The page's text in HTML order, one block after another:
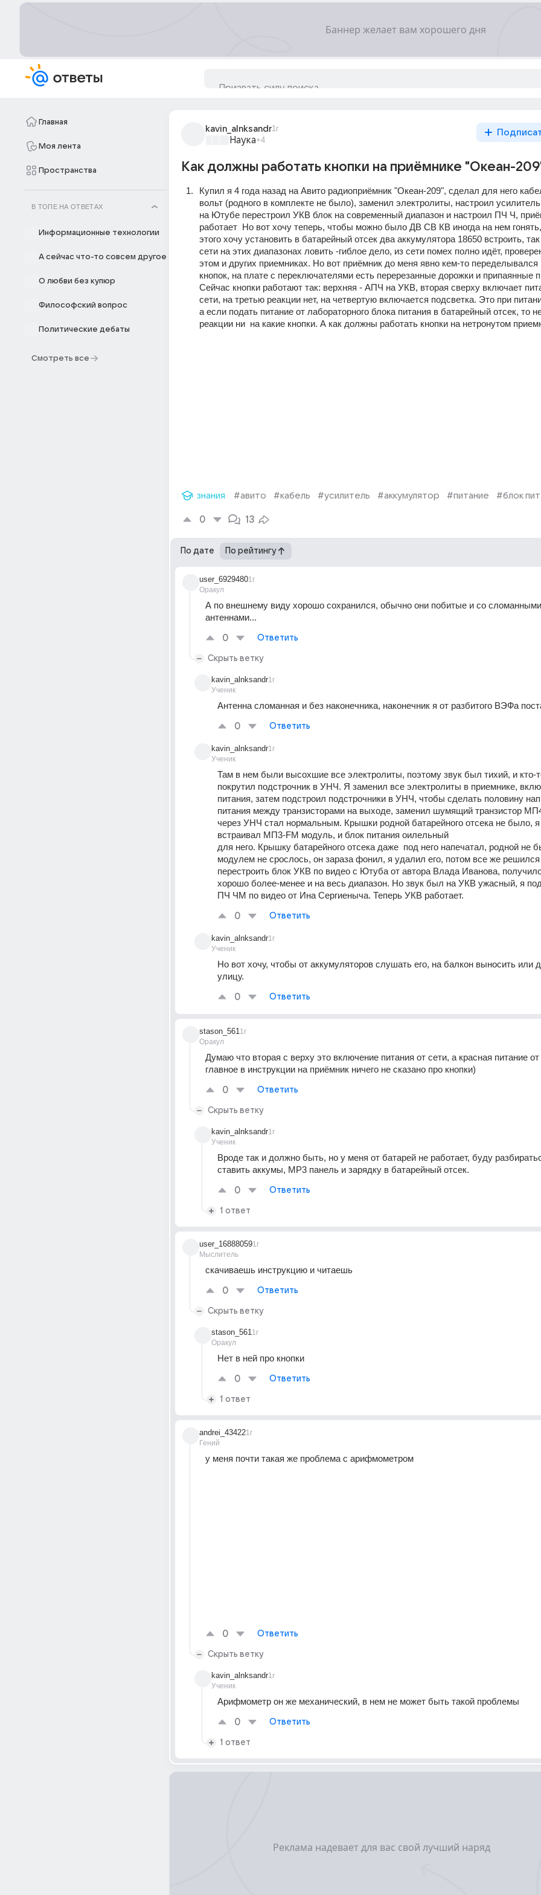
Главная
Моя лента
Пространства
В ТОПЕ НА ОТВЕТАХ
Информационные технологии
А сейчас что-то совсем другое
О любви без купюр
Философский вопрос
Политические дебаты
Смотреть все
kavin_alnksandr1г
Наука+4
Как должны работать кнопки на приёмнике "Океан-
Купил я 4 года назад на Авито радиоприёмник "Океан-209", сделал для него
вольт (родного в комплекте не было), заменил электролиты, настроил
на Ютубе перестроил УКВ блок на современный диапазон и настроил ПЧ Ч,
работает  Но вот хочу теперь, чтобы можно было ДВ СВ КВ иногда на нем
этого хочу установить в батарейный отсек два аккумулятора 18650 встроить, так
сети на этих диапазонах ловить -гиблое дело, из сети помех полно идёт,
этом и других приемниках. Но вот приёмник до меня явно кем-то переделывался
кнопок, на плате с переключателями есть перерезанные дорожки и припаянные
Сейчас кнопки работают так: верхняя - АПЧ на УКВ, вторая сверху включает
сети, на третью реакции нет, на четвертую включается подсветка. Это при
а если подать питание от лабораторного блока питания в батарейный отсек, то
реакции ни  на какие кнопки. А как должны работать кнопки на нетронутом
знания #авито #кабель #усилитель #аккумулятор #питание #блок
0 13
По дате По рейтингу
user_6929480
Оракул
1г
А по внешнему виду хорошо сохранился, обычно они побитые и со сломанными
антеннами...
0 Ответить
Скрыть ветку
kavin_alnksandr
Ученик
1г
Антенна сломанная и без наконечника, наконечник я от разбитого ВЭФа
0 Ответить
kavin_alnksandr
Ученик
1г
Там в нем были высохшие все электролиты, поэтому звук был тихий, и кто-
покрутил подстрочник в УНЧ. Я заменил все электролиты в приемнике,
питания, затем подстроил подстрочники в УНЧ, чтобы сделать половину
питания между транзисторами на выходе, заменил шумящий транзистор
через УНЧ стал нормальным. Крышки родной батарейного отсека не было, я
встраивал МП3-FM модуль, и блок питания оилельный
для него. Крышку батарейного отсека даже  под него напечатал, родной не
модулем не срослось, он зараза фонил, я удалил его, потом все же решился
перестроить блок УКВ по видео с Ютуба от автора Влада Иванова,
хорошо более-менее и на весь диапазон. Но звук был на УКВ ужасный, я
ПЧ ЧМ по видео от Ина Сергиеныча. Теперь УКВ работает.
0 Ответить
kavin_alnksandr
Ученик
1г
Но вот хочу, чтобы от аккумуляторов слушать его, на балкон выносить или
улицу.
0 Ответить
stason_561
Оракул
1г
Думаю что вторая с верху это включение питания от сети, а красная питание
главное в инструкции на приёмник ничего не сказано про кнопки)
0 Ответить
Скрыть ветку
kavin_alnksandr
Ученик
1г
Вроде так и должно быть, но у меня от батарей не работает, буду
ставить аккумы, MP3 панель и зарядку в батарейный отсек.
0 Ответить
1 ответ
user_16888059
Мыслитель
1г
скачиваешь инструкцию и читаешь
0 Ответить
Скрыть ветку
stason_561
Оракул
1г
Нет в ней про кнопки
0 Ответить
1 ответ
andrei_43422
Гений
1г
у меня почти такая же проблема с арифмометром
0 Ответить
Скрыть ветку
kavin_alnksandr
Ученик
1г
Арифмометр он же механический, в нем не может быть такой проблемы
0 Ответить
1 ответ